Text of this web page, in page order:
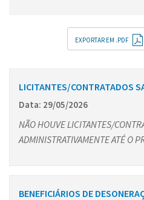
EXPORTAR EM .PDF
LICITANTES/CONTRATADOS
Data: 29/05/2026
NÃO HOUVE LICITANTES/
ADMINISTRATIVAMENTE ATÉ O
BENEFICIÁRIOS DE